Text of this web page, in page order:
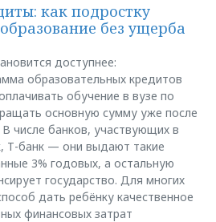
как подростку
без ущерба
доступнее:
образовательных кредитов
обучение в вузе по
основную сумму уже после
числе банков, участвующих в
Т-банк — они выдают такие
3% годовых, а остальную
государство. Для многих
дать ребёнку качественное
финансовых затрат